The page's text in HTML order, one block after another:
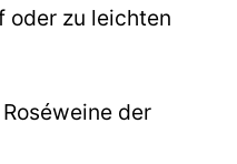
oder zu leichten
der